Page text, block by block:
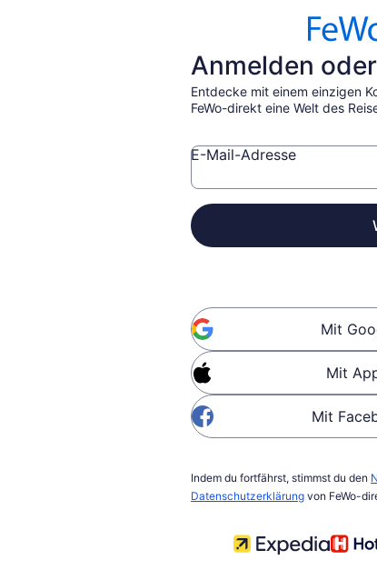
Anmelden
Entdecke mit einem einzigen
FeWo-direkt eine Welt des
E-Mail-Adresse
Mit
Mit
Mit
Indem du fortfährst, stimmst du den
Datenschutzerklärung von FeWo-